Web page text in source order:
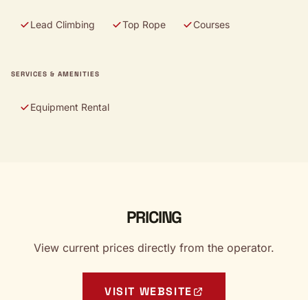
Lead Climbing Top Rope Courses
SERVICES & AMENITIES
Equipment Rental
PRICING
View current prices directly from the operator.
VISIT WEBSITE